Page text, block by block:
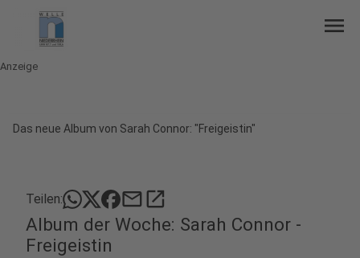
menu
Anzeige
Das neue Album von Sarah Connor: "Freigeistin"
Teilen: mailopen_in_new
Album der Woche: Sarah Connor -
Freigeistin